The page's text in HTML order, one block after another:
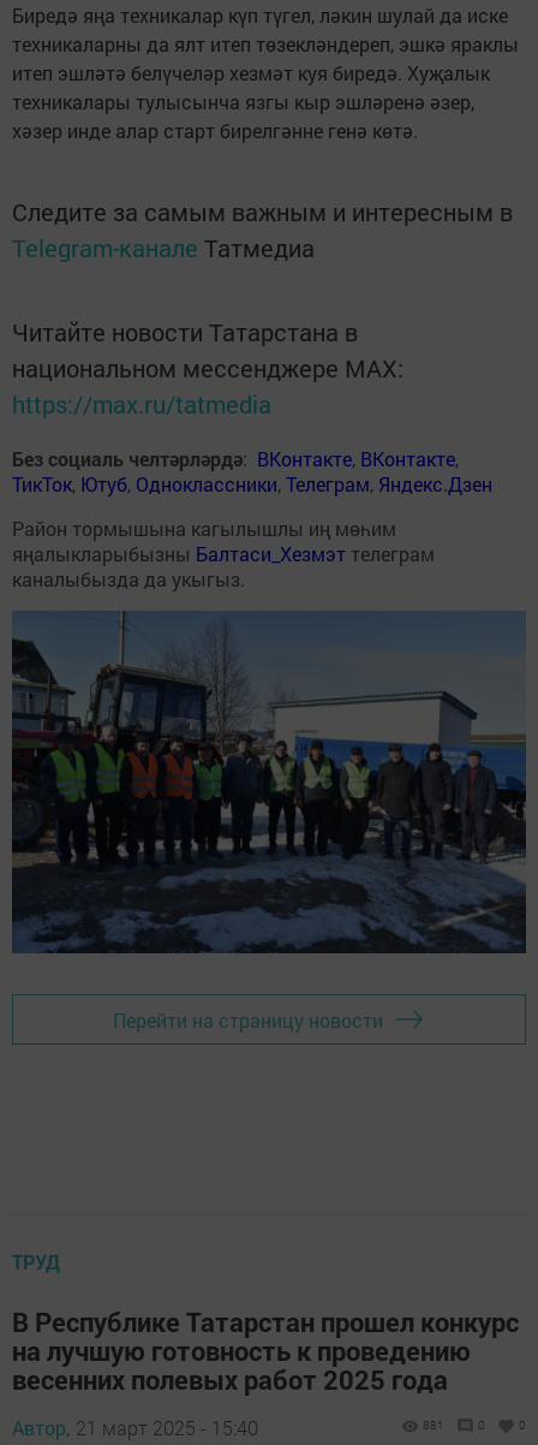
Биредә яңа техникалар күп түгел, ләкин шулай да иске
техникаларны да ялт итеп төзекләндереп, эшкә яраклы
итеп эшләтә белүчеләр хезмәт куя биредә. Хуҗалык
техникалары тулысынча язгы кыр эшләренә әзер,
хәзер инде алар старт бирелгәнне генә көтә.
Следите за самым важным и интересным в
Telegram-канале Татмедиа
Читайте новости Татарстана в
национальном мессенджере MАХ:
https://max.ru/tatmedia
Без социаль челтәрләрдә: ВКонтакте, ВКонтакте,
ТикТок, Ютуб, Одноклассники,Телеграм, Яндекс.Дзен
Район тормышына кагылышлы иң мөһим
яңалыкларыбызны Балтаси_Хезмэт телеграм
каналыбызда да укыгыз.
Перейти на страницу новости
ТРУД
В Республике Татарстан прошел конкурс
на лучшую готовность к проведению
весенних полевых работ 2025 года
Автор, 21 март 2025 - 15:40 881 0 0